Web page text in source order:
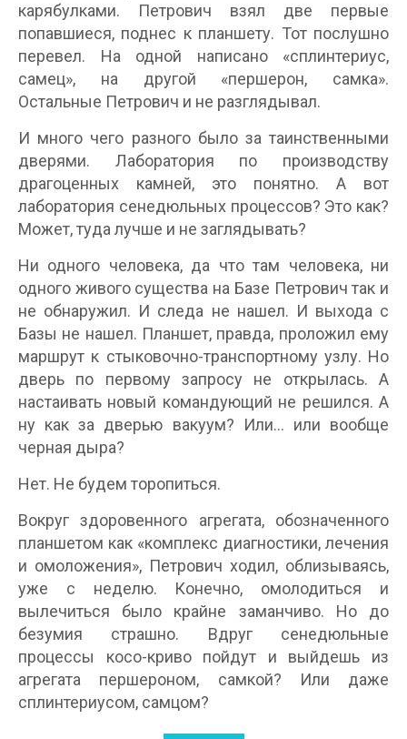
карябулками. Петрович взял две первые
попавшиеся, поднес к планшету. Тот послушно
перевел. На одной написано «сплинтериус,
самец», на другой «першерон, самка».
Остальные Петрович и не разглядывал.
И много чего разного было за таинственными
дверями. Лаборатория по производству
драгоценных камней, это понятно. А вот
лаборатория сенедюльных процессов? Это как?
Может, туда лучше и не заглядывать?
Ни одного человека, да что там человека, ни
одного живого существа на Базе Петрович так и
не обнаружил. И следа не нашел. И выхода с
Базы не нашел. Планшет, правда, проложил ему
маршрут к стыковочно-транспортному узлу. Но
дверь по первому запросу не открылась. А
настаивать новый командующий не решился. А
ну как за дверью вакуум? Или… или вообще
черная дыра?
Нет. Не будем торопиться.
Вокруг здоровенного агрегата, обозначенного
планшетом как «комплекс диагностики, лечения
и омоложения», Петрович ходил, облизываясь,
уже с неделю. Конечно, омолодиться и
вылечиться было крайне заманчиво. Но до
безумия страшно. Вдруг сенедюльные
процессы косо-криво пойдут и выйдешь из
агрегата першероном, самкой? Или даже
сплинтериусом, самцом?